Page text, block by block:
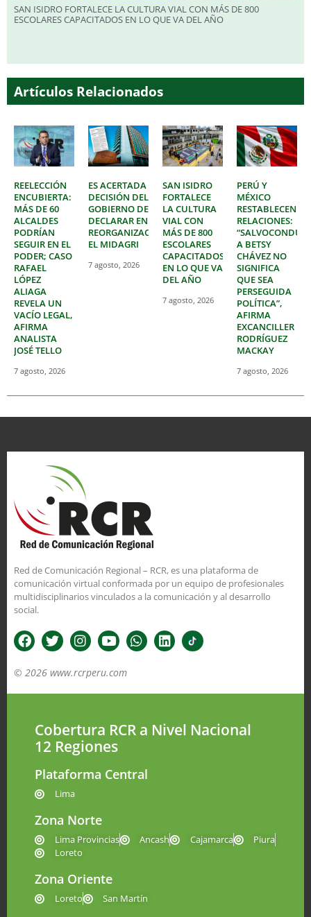
SAN ISIDRO FORTALECE LA CULTURA VIAL CON MÁS DE 800
ESCOLARES CAPACITADOS EN LO QUE VA DEL AÑO
Artículos Relacionados
REELECCIÓN
ENCUBIERTA:
MÁS DE 60
ALCALDES
PODRÍAN
SEGUIR EN EL
PODER; CASO
RAFAEL
LÓPEZ
ALIAGA
REVELA UN
VACÍO LEGAL,
AFIRMA
ANALISTA
JOSÉ TELLO
7 agosto, 2026
ES ACERTADA
DECISIÓN DEL
GOBIERNO DE
DECLARAR EN
REORGANIZACIÓN
EL MIDAGRI
7 agosto, 2026
SAN ISIDRO
FORTALECE
LA CULTURA
VIAL CON
MÁS DE 800
ESCOLARES
CAPACITADOS
EN LO QUE VA
DEL AÑO
7 agosto, 2026
PERÚ Y
MÉXICO
RESTABLECEN
RELACIONES:
A BETSY
CHÁVEZ NO
SIGNIFICA
QUE SEA
PERSEGUIDA
POLÍTICA”,
AFIRMA
EXCANCILLER
RODRÍGUEZ
MACKAY
7 agosto, 2026
Red de Comunicación Regional – RCR, es una plataforma de
comunicación virtual conformada por un equipo de profesionales
multidisciplinarios vinculados a la comunicación y al desarrollo
social.
© 2026 www.rcrperu.com
Cobertura RCR a Nivel Nacional
12 Regiones
Plataforma Central
Lima
Zona Norte
Lima Provincias Ancash Cajamarca
Piura
Loreto
Zona Oriente
Loreto San Martín